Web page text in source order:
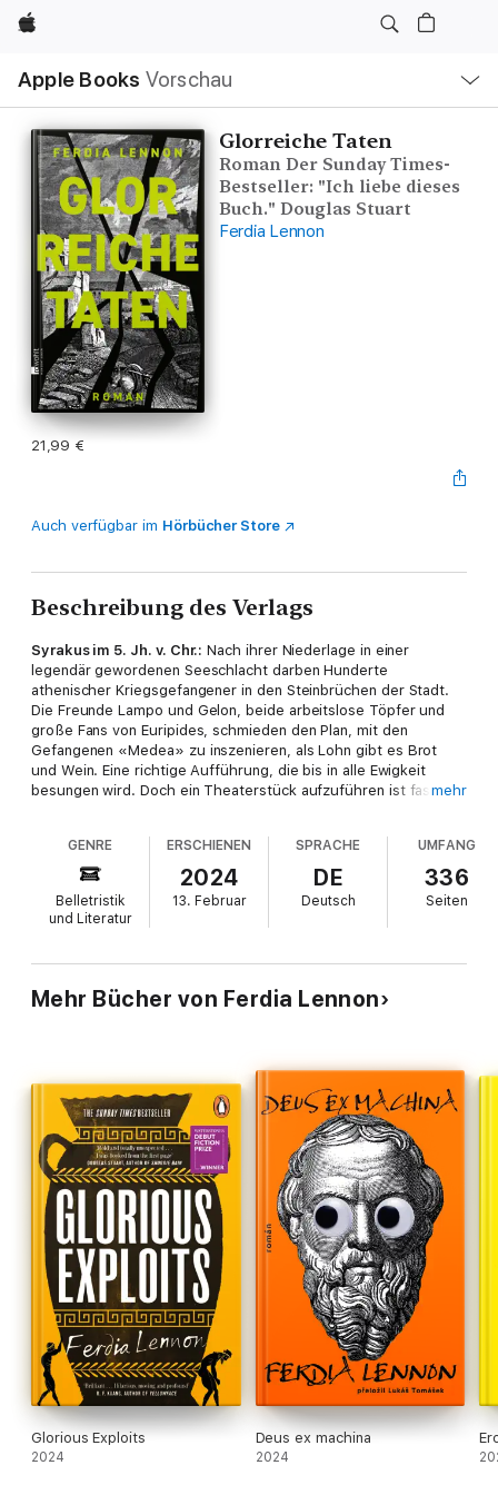
Apple
Apple Books Vorschau
Navigation
Menü
öffnen
Glorreiche Taten
Roman Der Sunday Times-
Bestseller: "Ich liebe dieses
Buch." Douglas Stuart
Ferdia Lennon
21,99 €
Auch verfügbar im Hörbücher Store
Beschreibung des Verlags
Syrakus im 5. Jh. v. Chr.: Nach ihrer Niederlage in einer
legendär gewordenen Seeschlacht darben Hunderte
athenischer Kriegsgefangener in den Steinbrüchen der Stadt.
Die Freunde Lampo und Gelon, beide arbeitslose Töpfer und
große Fans von Euripides, schmieden den Plan, mit den
Gefangenen «Medea» zu inszenieren, als Lohn gibt es Brot
und Wein. Eine richtige Aufführung, die bis in alle Ewigkeit
besungen wird. Doch ein Theaterstück aufzuführen ist fast
zuzujubeln, die vorher ihre Familien überfallen haben. Als sich
Lampo auch noch in Lyra, eine Sklavin aus Lydien, verliebt, die
ihm Lesen und Schreiben beibringen möchte, ist das Chaos
perfekt. Schließlich wird der Mut der beiden Freunde auf eine
Probe gestellt, die sie sich nie hätten vorstellen können …
mehr
GENRE
Belletristik
und Literatur
ERSCHIENEN
2024
13. Februar
SPRACHE
DE
Deutsch
UMFANG
336
Seiten
Mehr Bücher von Ferdia Lennon
Glorious Exploits
2024
Deus ex machina
2024